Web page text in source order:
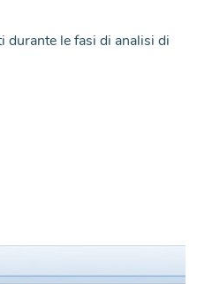
le fasi di analisi di